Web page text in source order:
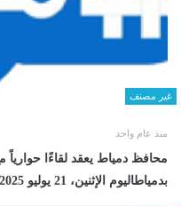
غير مصنف
منذ عام واحد
محافظ دمياط يعقد لقاءًا حوارياً
بدمياطاليوم الإثنين، 21 يوليو 2025 05:12 مـ